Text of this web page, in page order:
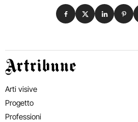
Condividi su
Condividi su X
Condividi
Artribune
Arti visive
Progetto
Professioni